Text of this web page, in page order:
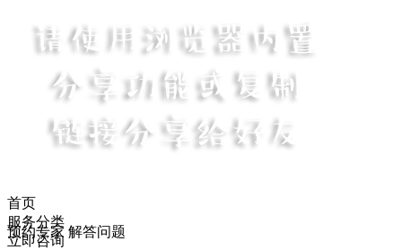
首页
服务分类
立即咨询
预约专家 解答问题